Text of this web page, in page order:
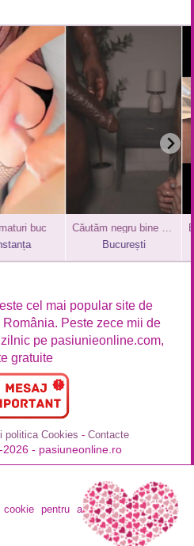
buc
Căutăm negru bine dotat
București
cel mai popular site de
Peste zece mii de
pe pasiunieonline.com,
gratuite
politica Cookies - Contacte
- pasiuneonline.ro
pentru a